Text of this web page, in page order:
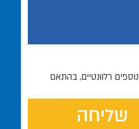
רלוונטיים, בהתאם
שליחה